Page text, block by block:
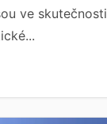
ve skutečnosti